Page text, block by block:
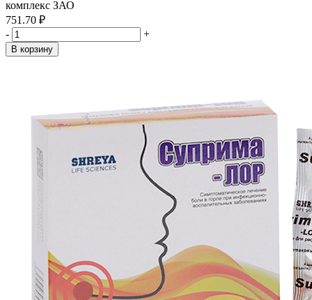
комплекс ЗАО
751.70 ₽
-
+
В корзину